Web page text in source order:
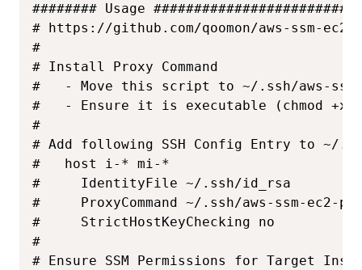
######## Usage
# https://github.com/qoomon/aws-ssm-ec2-
#
# Install Proxy Command
#   - Move this script to ~/.ssh/aws-ssm-
#   - Ensure it is executable (chmod +x ~/
#
# Add following SSH Config Entry to ~/
#   host i-* mi-*
#     IdentityFile ~/.ssh/id_rsa
#     ProxyCommand ~/.ssh/aws-ssm-ec2-
#     StrictHostKeyChecking no
#
# Ensure SSM Permissions for Target